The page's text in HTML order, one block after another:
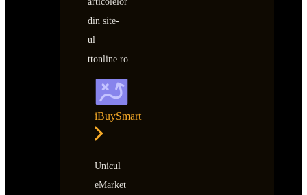
din site-
ul
ttonline.ro
iBuySmart
Unicul
eMarket